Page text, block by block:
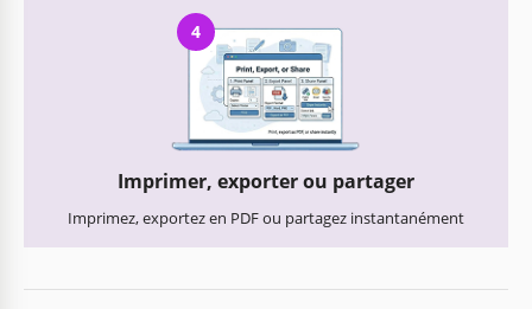
4
Imprimer, exporter ou partager
Imprimez, exportez en PDF ou partagez instantanément